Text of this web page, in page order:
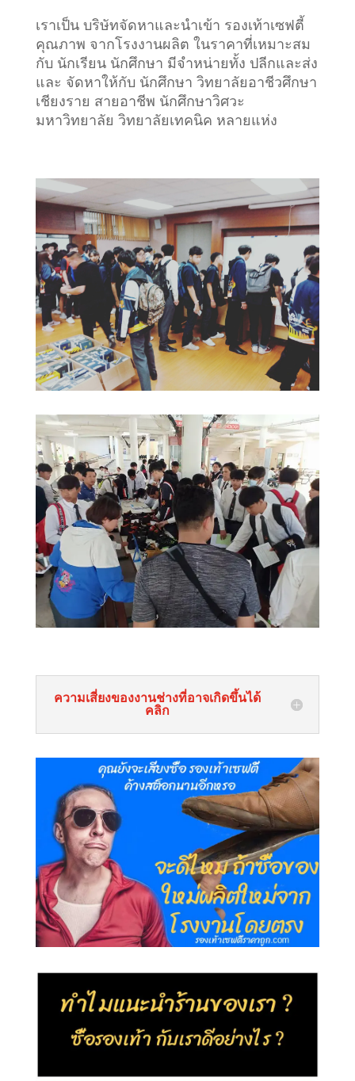
เราเป็น บริษัทจัดหาและนำเข้า รองเท้าเซฟตี้
คุณภาพ จากโรงงานผลิต ในราคาที่เหมาะสม
กับ นักเรียน นักศึกษา มีจำหน่ายทั้ง ปลีกและส่ง
และ จัดหาให้กับ นักศึกษา วิทยาลัยอาชีวศึกษา
เชียงราย สายอาชีพ นักศึกษาวิศวะ
มหาวิทยาลัย วิทยาลัยเทคนิค หลายแห่ง
ความเสี่ยงของงานช่างที่อาจเกิดขึ้นได้
คลิก